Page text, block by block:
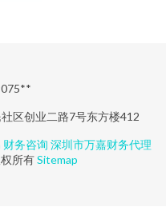
区创业二路7号东方楼412
财务咨询 深圳市万嘉财务代理
所有Sitemap